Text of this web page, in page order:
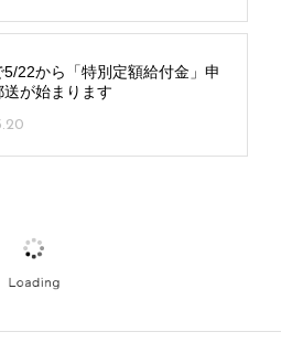
5/22から「特別定額給付金」申
送が始まります